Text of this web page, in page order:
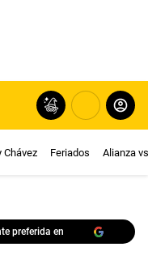
Chávez Feriados Alianza
preferida en